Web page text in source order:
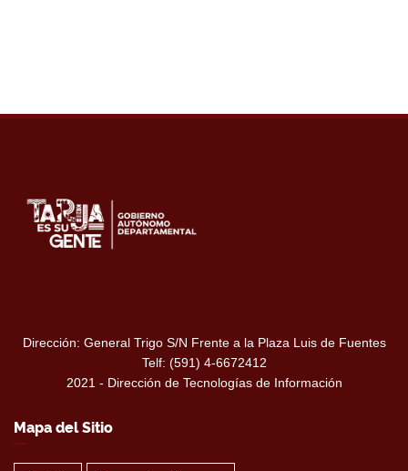
Dirección: General Trigo S/N Frente a la Plaza Luis de Fuentes
Telf: (591) 4-6672412
2021 - Dirección de Tecnologías de Información
Mapa del Sitio